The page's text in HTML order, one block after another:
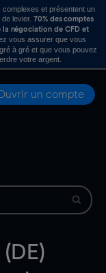
et présentent un
levier. 70% des comptes
la négociation de CFD et
vous assurer que vous
à gré et que vous pouvez
votre argent.
un compte